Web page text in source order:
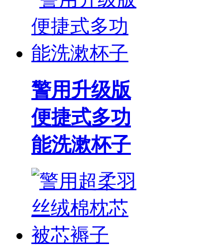
警用升级版
便捷式多功
能洗漱杯子